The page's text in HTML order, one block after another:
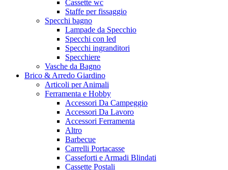
Cassette wc
Staffe per fissaggio
Specchi bagno
Lampade da Specchio
Specchi con led
Specchi ingranditori
Specchiere
Vasche da Bagno
Brico & Arredo Giardino
Articoli per Animali
Ferramenta e Hobby
Accessori Da Campeggio
Accessori Da Lavoro
Accessori Ferramenta
Altro
Barbecue
Carrelli Portacasse
Casseforti e Armadi Blindati
Cassette Postali